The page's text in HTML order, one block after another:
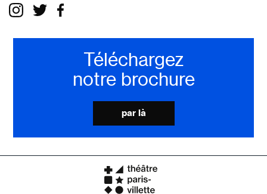
Téléchargez
notre brochure
par là